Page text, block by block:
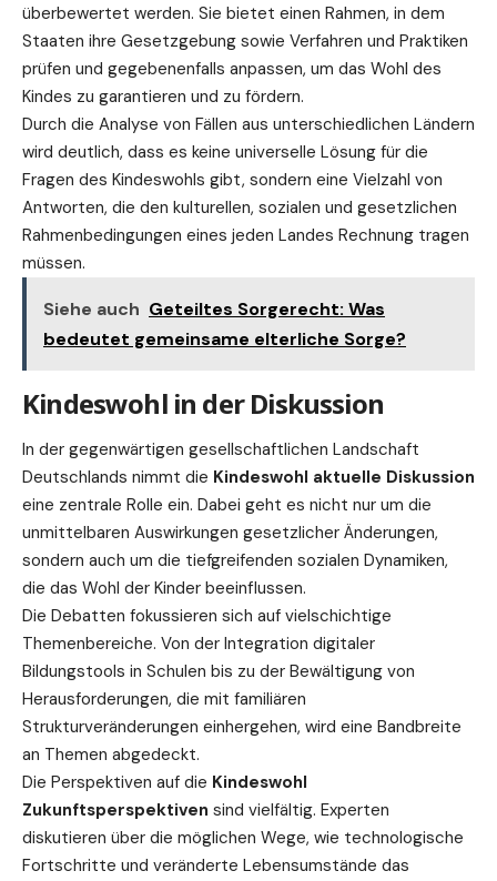
überbewertet werden. Sie bietet einen Rahmen, in dem
Staaten ihre Gesetzgebung sowie Verfahren und Praktiken
prüfen und gegebenenfalls anpassen, um das Wohl des
Kindes zu garantieren und zu fördern.
Durch die Analyse von Fällen aus unterschiedlichen Ländern
wird deutlich, dass es keine universelle Lösung für die
Fragen des Kindeswohls gibt, sondern eine Vielzahl von
Antworten, die den kulturellen, sozialen und gesetzlichen
Rahmenbedingungen eines jeden Landes Rechnung tragen
müssen.
Siehe auch Geteiltes Sorgerecht: Was
bedeutet gemeinsame elterliche Sorge?
Kindeswohl in der Diskussion
In der gegenwärtigen gesellschaftlichen Landschaft
Deutschlands nimmt die Kindeswohl aktuelle Diskussion
eine zentrale Rolle ein. Dabei geht es nicht nur um die
unmittelbaren Auswirkungen gesetzlicher Änderungen,
sondern auch um die tiefgreifenden sozialen Dynamiken,
die das Wohl der Kinder beeinflussen.
Die Debatten fokussieren sich auf vielschichtige
Themenbereiche. Von der Integration digitaler
Bildungstools in Schulen bis zu der Bewältigung von
Herausforderungen, die mit familiären
Strukturveränderungen einhergehen, wird eine Bandbreite
an Themen abgedeckt.
Die Perspektiven auf die Kindeswohl
Zukunftsperspektiven sind vielfältig. Experten
diskutieren über die möglichen Wege, wie technologische
Fortschritte und veränderte Lebensumstände das